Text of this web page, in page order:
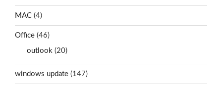
MAC (4)
Office (46)
outlook (20)
windows update (147)